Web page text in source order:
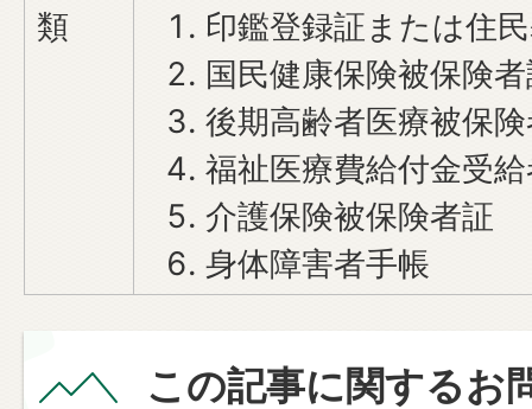
類
印鑑登録証または住
国民健康保険被保険
後期高齢者医療被保
福祉医療費給付金受
介護保険被保険者証
身体障害者手帳
この記事に関するお